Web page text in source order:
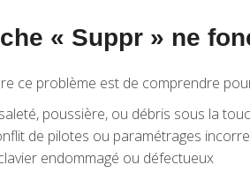
« Suppr » ne
ce problème est de comprendre
poussière, ou débris sous la
de pilotes ou paramétrages
endommagé ou défectueux